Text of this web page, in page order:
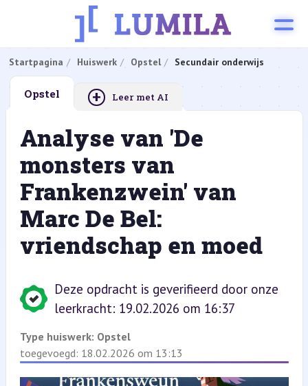
Startpagina Huiswerk Opstel Secundair onderwijs
Opstel + Leer met AI
Analyse van 'De
monsters van
Frankenzwein' van
Marc De Bel:
vriendschap en moed
Deze opdracht is geverifieerd door onze
leerkracht: 19.02.2026 om 16:37
Type huiswerk: Opstel
toegevoegd: 18.02.2026 om 13:13